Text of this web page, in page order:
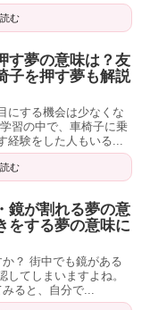
に相談した実体験
評判、口コミ、当た
無料ポイントあり
ンルをご存知ですか？ その
占ってもらえる、というも
2019-12-23 00:41
む
す夢の意味は？友
子を押す夢も解説
にする機会は少なくな
習の中で、車椅子に乗
経験をした人もいる...
む
鏡が割れる夢の意
をする夢の意味に
？ 街中でも鏡がある
してしまいますよね。
ると、自分で...